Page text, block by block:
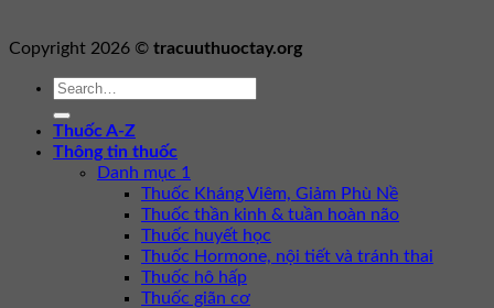
Copyright 2026 © tracuuthuoctay.org
Thuốc A-Z
Thông tin thuốc
Danh mục 1
Thuốc Kháng Viêm, Giảm Phù Nề
Thuốc thần kinh & tuần hoàn não
Thuốc huyết học
Thuốc Hormone, nội tiết và tránh thai
Thuốc hô hấp
Thuốc giãn cơ